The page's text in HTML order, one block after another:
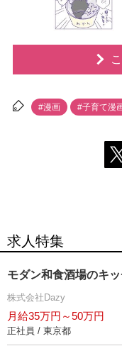
#漫画 #子育て漫
求人特集
モダン和食酒場のキ
株式会社Dazy
月給35万円～50万円
正社員 / 東京都